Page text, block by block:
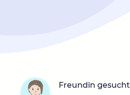
Freundin gesucht